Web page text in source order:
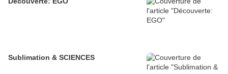
Sublimation & SCIENCES